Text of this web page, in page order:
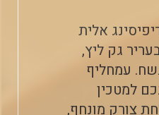
אלית
גק ליץ,
עמחליף
למטכין
צורק מונחף,